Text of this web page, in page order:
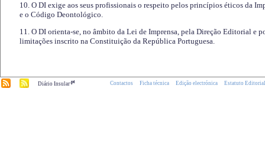
10. O DI exige aos seus profissionais o respeito pelos princípios éticos da
e o Código Deontológico.
11. O DI orienta-se, no âmbito da Lei de Imprensa, pela Direção Editorial e
limitações inscrito na Constituição da República Portuguesa.
Diário Insular.pt Contactos Ficha técnica Edição electrónica Estatuto Editorial